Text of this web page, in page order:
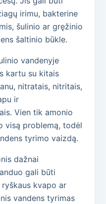
irimu, bakterine
šulinio ar gręžinio
šaltinio būkle.
vandenyje
kartu su kitais
nitratais, nitritais,
ir
Vien tik amonio
visą problemą, todėl
tyrimo vaizdą.
dažnai
gali būti
kvapo ar
vandens tyrimas